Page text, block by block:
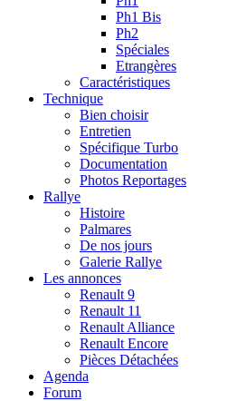
Ph1 Bis
Ph2
Spéciales
Etrangères
Caractéristiques
Technique
Bien choisir
Entretien
Spécifique Turbo
Documentation
Photos Reportages
Rallye
Histoire
Palmares
De nos jours
Galerie Rallye
Les annonces
Renault 9
Renault 11
Renault Alliance
Renault Encore
Pièces Détachées
Agenda
Forum